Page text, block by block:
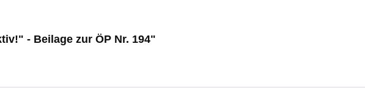
- Beilage zur ÖP Nr. 194"